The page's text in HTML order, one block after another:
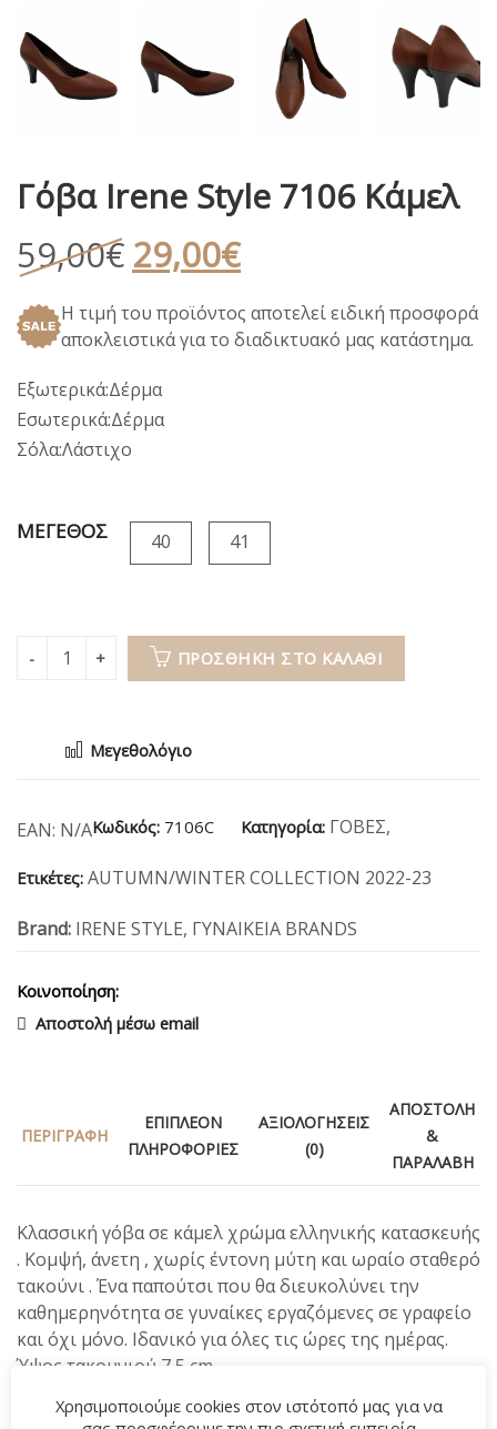
Γόβα Irene Style 7106 Κάμελ
59,00€ Original
price
was:
59,00€.
29,00€Η
τρέχουσα
τιμή
είναι:
Η τιμή του προϊόντος αποτελεί ειδική προσφορά
αποκλειστικά για το διαδικτυακό μας κατάστημα.
Εξωτερικά:Δέρμα
Εσωτερικά:Δέρμα
Σόλα:Λάστιχο
ΜΕΓΕΘΟΣ 40 41
ΠΡΟΣΘΉΚΗ ΣΤΟ ΚΑΛΆΘΙ
Μεγεθολόγιο
EAN: N/AΚωδικός: 7106C Κατηγορία: ΓΟΒΕΣ,
Ετικέτες: AUTUMN/WINTER COLLECTION 2022-23
Brand: IRENE STYLE, ΓΥΝΑΙΚΕΙΑ BRANDS
Κοινοποίηση:
Αποστολή μέσω email
ΠΕΡΙΓΡΑΦΉ
ΕΠΙΠΛΈΟΝ
ΠΛΗΡΟΦΟΡΊΕΣ
ΑΞΙΟΛΟΓΉΣΕΙΣ
(0)
ΑΠΟΣΤΟΛΉ
&
ΠΑΡΑΛΑΒΉ
Κλασσική γόβα σε κάμελ χρώμα ελληνικής κατασκευής
. Κομψή, άνετη , χωρίς έντονη μύτη και ωραίο σταθερό
τακούνι . Ένα παπούτσι που θα διευκολύνει την
καθημερηνότητα σε γυναίκες εργαζόμενες σε γραφείο
και όχι μόνο. Ιδανικό για όλες τις ώρες της ημέρας.
Ύψος τακουνιού 7,5 cm.
Χρησιμοποιούμε cookies στον ιστότοπό μας για να